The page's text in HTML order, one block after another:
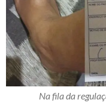
Na fila da